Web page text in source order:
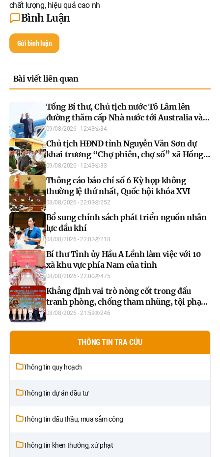
chất lượng, hiệu quả cao nh
Bình Luận
Gửi bình luận
Bài viết liên quan
Tổng Bí thư, Chủ tịch nước Tô Lâm lên
đường thăm cấp Nhà nước tới Australia và
New Zealand
09/08/2026 - 12:43 34
Chủ tịch HĐND tỉnh Nguyễn Văn Sơn dự
khai trương “Chợ phiên, chợ số” xã Hồng
Thái
09/08/2026 - 12:43 33
Thông cáo báo chí số 6 Kỳ họp không
thường lệ thứ nhất, Quốc hội khóa XVI
08/08/2026 - 22:03 252
Bổ sung chính sách phát triển nguồn nhân
lực dầu khí
08/08/2026 - 22:02 218
Bí thư Tỉnh ủy Hầu A Lềnh làm việc với 10
xã khu vực phía Nam của tỉnh
08/08/2026 - 22:00 475
Khẳng định vai trò nòng cốt trong đấu
tranh phòng, chống tham nhũng, tội phạm
kinh tế
08/08/2026 - 21:59 246
THÔNG TIN TRA CỨU
Thông tin quy hoạch
Thông tin dự án đầu tư
Thông tin đấu thầu, mua sắm công
Thông tin khen thưởng, xử phạt